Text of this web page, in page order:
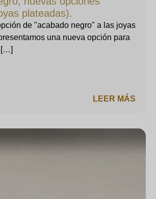
plateadas).
de "acabado negro" a las joyas
una nueva opción para
[…]
LEER MÁS